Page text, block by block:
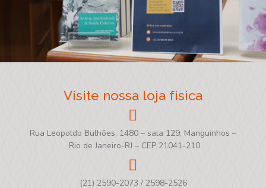
Visite nossa loja física
Rua Leopoldo Bulhões, 1480 – sala 129, Manguinhos –
Rio de Janeiro-RJ – CEP 21041-210
(21) 2590-2073 / 2598-2526